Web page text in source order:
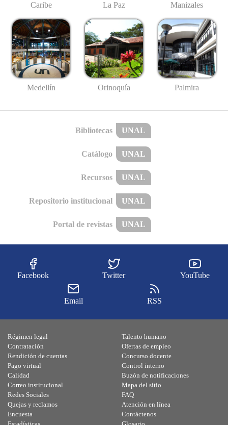
Caribe La Paz Manizales
Medellín Orinoquía Palmira
Bibliotecas UNAL
Catálogo UNAL
Recursos UNAL
Repositorio institucional UNAL
Portal de revistas UNAL
Facebook Twitter YouTube
Email RSS
Régimen legal
Contratación
Rendición de cuentas
Pago virtual
Calidad
Talento humano
Ofertas de empleo
Concurso docente
Control interno
Buzón de notificaciones
Correo institucional
Redes Sociales
Quejas y reclamos
Encuesta
Mapa del sitio
FAQ
Atención en línea
Contáctenos